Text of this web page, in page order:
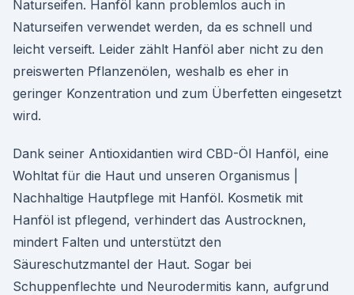
Naturseifen. Hanföl kann problemlos auch in
Naturseifen verwendet werden, da es schnell und
leicht verseift. Leider zählt Hanföl aber nicht zu den
preiswerten Pflanzenölen, weshalb es eher in
geringer Konzentration und zum Überfetten eingesetzt
wird.
Dank seiner Antioxidantien wird CBD-Öl Hanföl, eine
Wohltat für die Haut und unseren Organismus |
Nachhaltige Hautpflege mit Hanföl. Kosmetik mit
Hanföl ist pflegend, verhindert das Austrocknen,
mindert Falten und unterstützt den
Säureschutzmantel der Haut. Sogar bei
Schuppenflechte und Neurodermitis kann, aufgrund